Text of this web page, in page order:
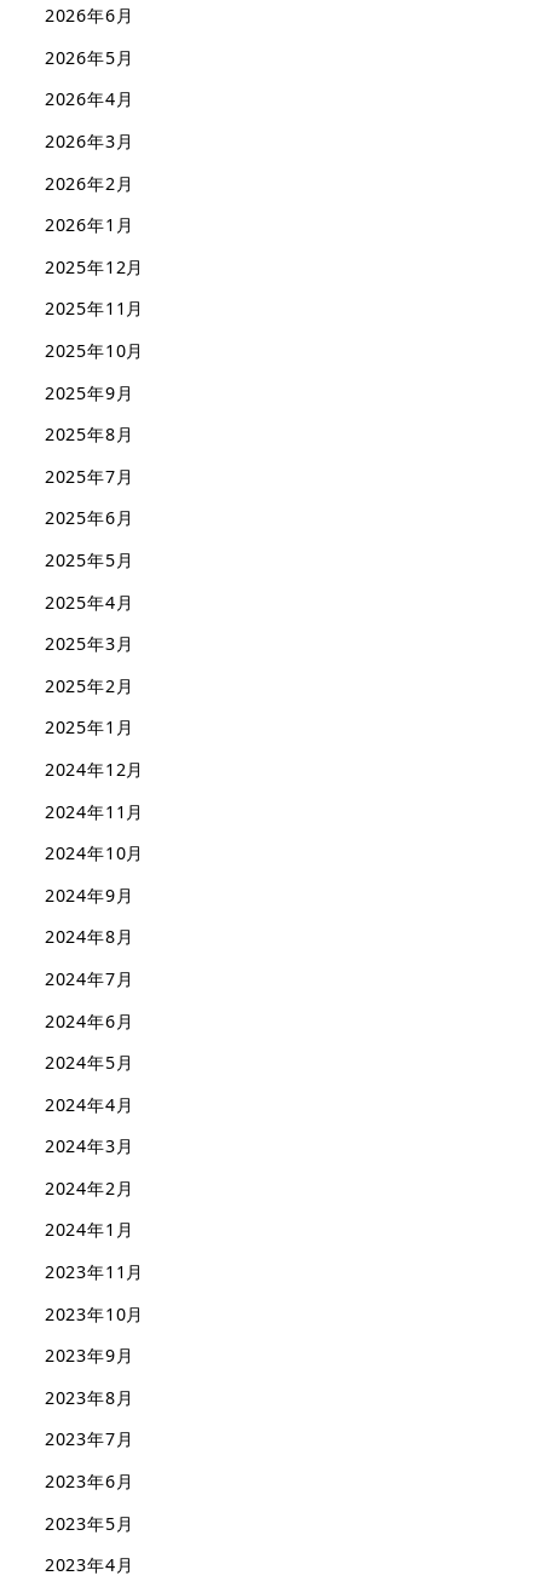
2026年6月
2026年5月
2026年4月
2026年3月
2026年2月
2026年1月
2025年12月
2025年11月
2025年10月
2025年9月
2025年8月
2025年7月
2025年6月
2025年5月
2025年4月
2025年3月
2025年2月
2025年1月
2024年12月
2024年11月
2024年10月
2024年9月
2024年8月
2024年7月
2024年6月
2024年5月
2024年4月
2024年3月
2024年2月
2024年1月
2023年11月
2023年10月
2023年9月
2023年8月
2023年7月
2023年6月
2023年5月
2023年4月